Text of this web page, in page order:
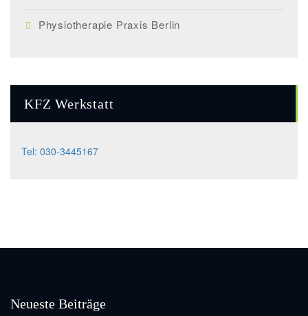
Physiotherapie Praxis Berlin
KFZ Werkstatt
Tel: 030-3445167
Neueste Beiträge